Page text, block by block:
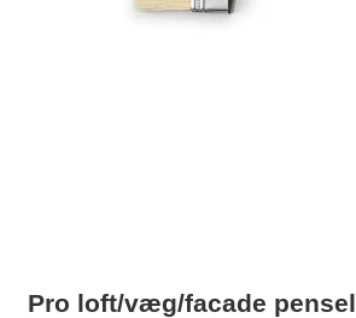
Pro loft/væg/facade pensel